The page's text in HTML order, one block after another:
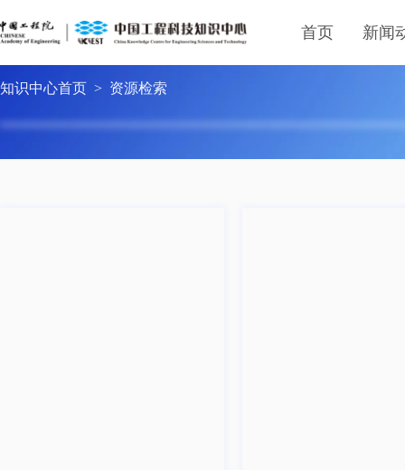
首页 新闻
知识中心首页 > 资源检索